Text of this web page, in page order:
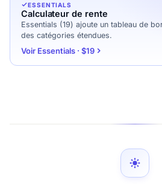
ESSENTIALS
Calculateur de rente
Essentials (19) ajoute un tableau de
des catégories étendues.
Voir Essentials · $19